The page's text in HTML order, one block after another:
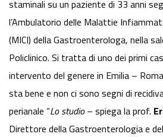
staminali su un paziente di 33 anni
l’Ambulatorio delle Malattie
(MICI) della Gastroenterologa, nella
Policlinico. Si tratta di uno dei primi
intervento del genere in Emilia –
sta bene e non ci sono segni di
perianale “Lo studio– spiega la prof.
Direttore della Gastroenterologia e